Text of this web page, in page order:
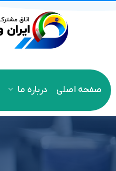
صفحه اصلی درباره ما